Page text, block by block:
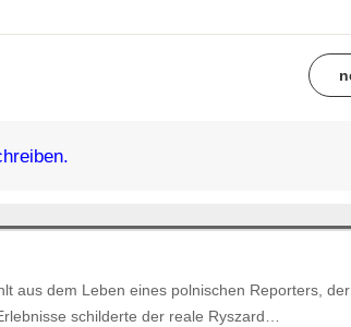
aus dem Leben eines polnischen Reporters,
schilderte der reale Ryszard…